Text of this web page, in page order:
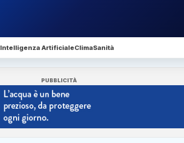
Intelligenza ArtificialeClimaSanità
PUBBLICITÀ